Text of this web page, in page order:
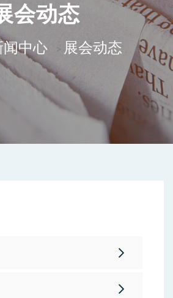
会动态
中心 >展会动态